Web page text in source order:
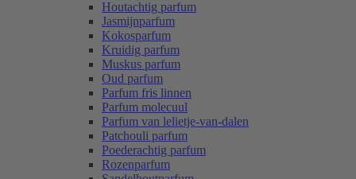
Houtachtig parfum
Jasmijnparfum
Kokosparfum
Kruidig parfum
Muskus parfum
Oud parfum
Parfum fris linnen
Parfum molecuul
Parfum van lelietje-van-dalen
Patchouli parfum
Poederachtig parfum
Rozenparfum